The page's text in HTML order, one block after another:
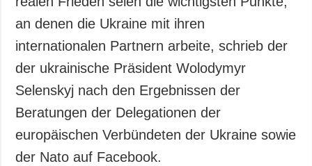
an denen die Ukraine mit ihren
internationalen Partnern arbeite, schrieb der
der ukrainische Präsident Wolodymyr
Selenskyj nach den Ergebnissen der
Beratungen der Delegationen der
europäischen Verbündeten der Ukraine sowie
der Nato auf Facebook.